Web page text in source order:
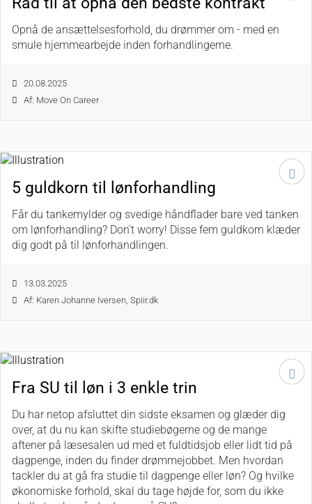
Opnå de ansættelsesforhold, du drømmer om - med en
smule hjemmearbejde inden forhandlingerne.
20.08.2025
Af: Move On Career
5 guldkorn til lønforhandling
Får du tankemylder og svedige håndflader bare ved tanken
om lønforhandling? Don’t worry! Disse fem guldkorn klæder
dig godt på til lønforhandlingen.
13.03.2025
Af: Karen Johanne Iversen, Spiir.dk
Fra SU til løn i 3 enkle trin
Du har netop afsluttet din sidste eksamen og glæder dig
over, at du nu kan skifte studiebøgerne og de mange
aftener på læsesalen ud med et fuldtidsjob eller lidt tid på
dagpenge, inden du finder drømmejobbet. Men hvordan
tackler du at gå fra studie til dagpenge eller løn? Og hvilke
økonomiske forhold, skal du tage højde for, som du ikke